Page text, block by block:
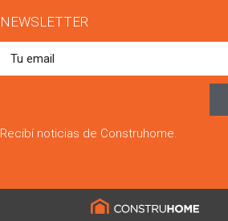
NEWSLETTER
Recibí noticias de Construhome.